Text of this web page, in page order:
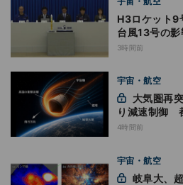
H3ロケット9
台風13号の
3時間前
宇宙・航空
り減速制御
4時間前
宇宙・航空